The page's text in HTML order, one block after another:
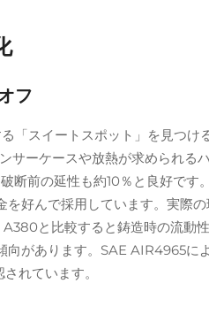
フ
「スイートスポット」を見つけ
ーケースや放熱が求められる
前の延性も約10％と良好です
好んで採用しています。実際の
と比較すると鋳造時の流動
があります。SAE AIR4965に
れています。